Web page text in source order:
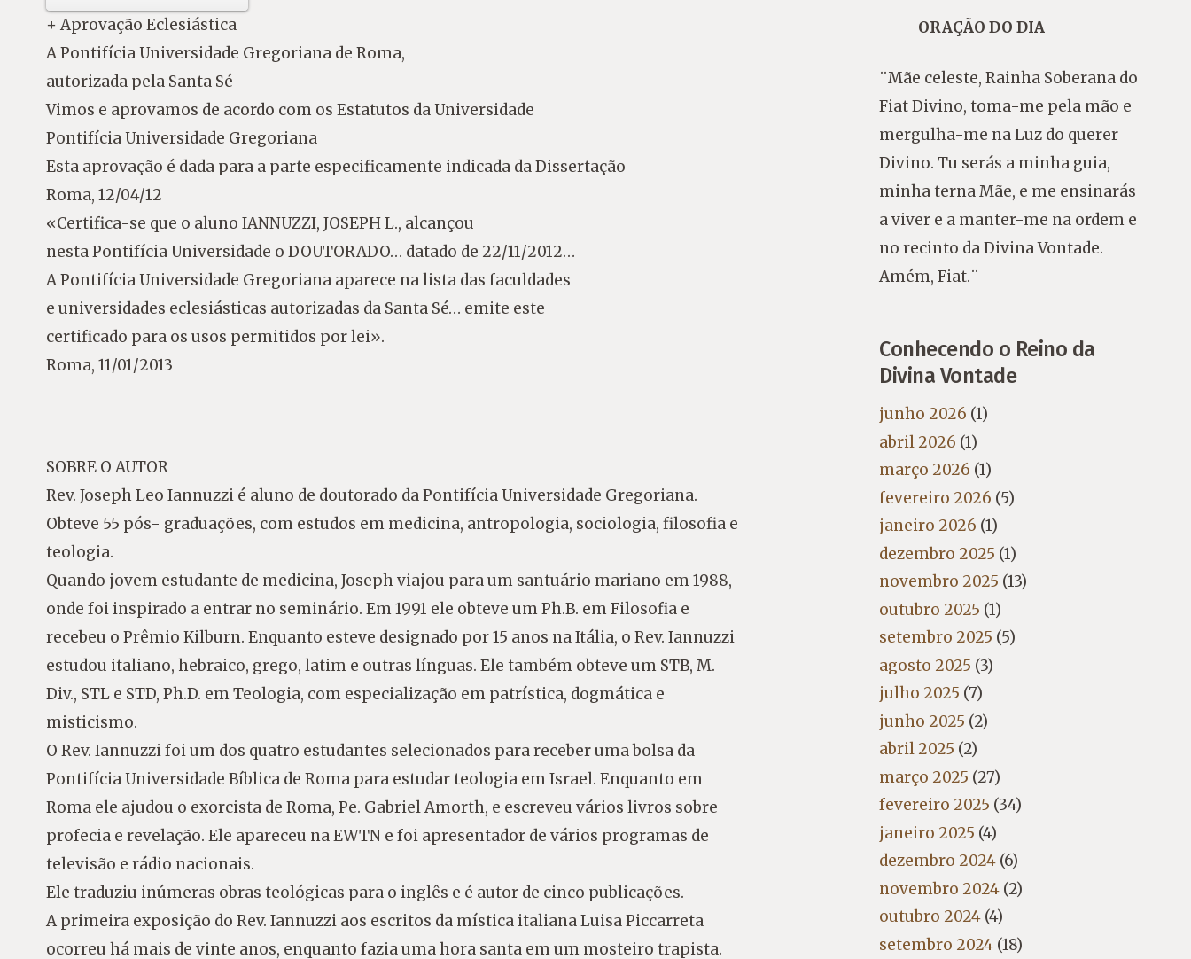
+ Aprovação Eclesiástica
A Pontifícia Universidade Gregoriana de Roma,
autorizada pela Santa Sé
Vimos e aprovamos de acordo com os Estatutos da Universidade
Pontifícia Universidade Gregoriana
Esta aprovação é dada para a parte especificamente indicada da Dissertação
Roma, 12/04/12
«Certifica-se que o aluno IANNUZZI, JOSEPH L., alcançou
nesta Pontifícia Universidade o DOUTORADO… datado de 22/11/2012…
A Pontifícia Universidade Gregoriana aparece na lista das faculdades
e universidades eclesiásticas autorizadas da Santa Sé… emite este
certificado para os usos permitidos por lei».
Roma, 11/01/2013
SOBRE O AUTOR
Rev. Joseph Leo Iannuzzi é aluno de doutorado da Pontifícia Universidade Gregoriana.
Obteve 55 pós- graduações, com estudos em medicina, antropologia, sociologia, filosofia e
teologia.
Quando jovem estudante de medicina, Joseph viajou para um santuário mariano em 1988,
onde foi inspirado a entrar no seminário. Em 1991 ele obteve um Ph.B. em Filosofia e
recebeu o Prêmio Kilburn. Enquanto esteve designado por 15 anos na Itália, o Rev. Iannuzzi
estudou italiano, hebraico, grego, latim e outras línguas. Ele também obteve um STB, M.
Div., STL e STD, Ph.D. em Teologia, com especialização em patrística, dogmática e
misticismo.
O Rev. Iannuzzi foi um dos quatro estudantes selecionados para receber uma bolsa da
Pontifícia Universidade Bíblica de Roma para estudar teologia em Israel. Enquanto em
Roma ele ajudou o exorcista de Roma, Pe. Gabriel Amorth, e escreveu vários livros sobre
profecia e revelação. Ele apareceu na EWTN e foi apresentador de vários programas de
televisão e rádio nacionais.
Ele traduziu inúmeras obras teológicas para o inglês e é autor de cinco publicações.
A primeira exposição do Rev. Iannuzzi aos escritos da mística italiana Luisa Piccarreta
ocorreu há mais de vinte anos, enquanto fazia uma hora santa em um mosteiro trapista.
ORAÇÃO DO DIA
¨Mãe celeste, Rainha Soberana do
Fiat Divino, toma-me pela mão e
mergulha-me na Luz do querer
Divino. Tu serás a minha guia,
minha terna Mãe, e me ensinarás
a viver e a manter-me na ordem e
no recinto da Divina Vontade.
Amém, Fiat.¨
Conhecendo o Reino da
Divina Vontade
junho 2026 (1)
abril 2026 (1)
março 2026 (1)
fevereiro 2026 (5)
janeiro 2026 (1)
dezembro 2025 (1)
novembro 2025 (13)
outubro 2025 (1)
setembro 2025 (5)
agosto 2025 (3)
julho 2025 (7)
junho 2025 (2)
abril 2025 (2)
março 2025 (27)
fevereiro 2025 (34)
janeiro 2025 (4)
dezembro 2024(6)
novembro 2024(2)
outubro 2024(4)
setembro 2024(18)